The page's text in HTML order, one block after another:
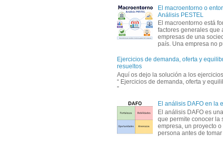
El macroentorno o
Análisis PESTEL
El macroentorno está
factores generales que
empresas de una
país. Una empresa no
Ejercicios de demanda, oferta y
resueltos
Aquí os dejo la solución a los
“ Ejercicios de demanda, oferta y
”
El análisis DAFO en la
El análisis DAFO es
que permite conocer la
empresa, un proyecto
persona antes de